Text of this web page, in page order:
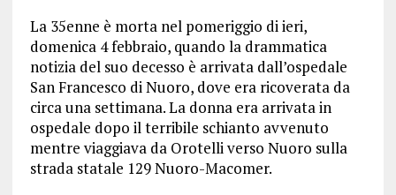
La 35enne è morta nel pomeriggio di ieri,
domenica 4 febbraio, quando la drammatica
notizia del suo decesso è arrivata dall’ospedale
San Francesco di Nuoro, dove era ricoverata da
circa una settimana. La donna era arrivata in
ospedale dopo il terribile schianto avvenuto
mentre viaggiava da Orotelli verso Nuoro sulla
strada statale 129 Nuoro-Macomer.